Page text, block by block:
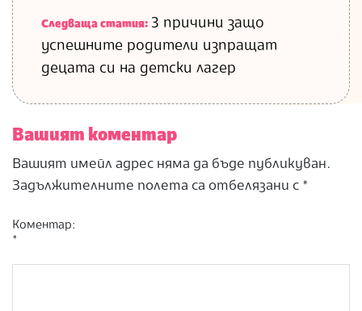
Следваща статия: 3 причини защо
успешните родители изпращат
децата си на детски лагер
Вашият коментар
Вашият имейл адрес няма да бъде публикуван.
Задължителните полета са отбелязани с *
Коментар:
*